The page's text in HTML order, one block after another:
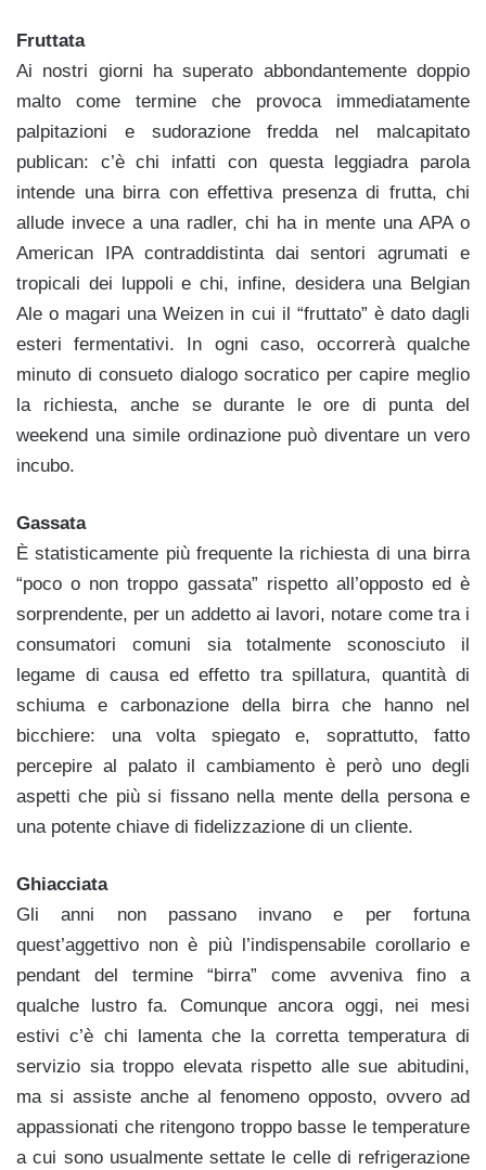
Fruttata
Ai nostri giorni ha superato abbondantemente doppio
malto come termine che provoca immediatamente
palpitazioni e sudorazione fredda nel malcapitato
publican: c’è chi infatti con questa leggiadra parola
intende una birra con effettiva presenza di frutta, chi
allude invece a una radler, chi ha in mente una APA o
American IPA contraddistinta dai sentori agrumati e
tropicali dei luppoli e chi, infine, desidera una Belgian
Ale o magari una Weizen in cui il “fruttato” è dato dagli
esteri fermentativi. In ogni caso, occorrerà qualche
minuto di consueto dialogo socratico per capire meglio
la richiesta, anche se durante le ore di punta del
weekend una simile ordinazione può diventare un vero
incubo.
Gassata
È statisticamente più frequente la richiesta di una birra
“poco o non troppo gassata” rispetto all’opposto ed è
sorprendente, per un addetto ai lavori, notare come tra i
consumatori comuni sia totalmente sconosciuto il
legame di causa ed effetto tra spillatura, quantità di
schiuma e carbonazione della birra che hanno nel
bicchiere: una volta spiegato e, soprattutto, fatto
percepire al palato il cambiamento è però uno degli
aspetti che più si fissano nella mente della persona e
una potente chiave di fidelizzazione di un cliente.
Ghiacciata
Gli anni non passano invano e per fortuna
quest’aggettivo non è più l’indispensabile corollario e
pendant del termine “birra” come avveniva fino a
qualche lustro fa. Comunque ancora oggi, nei mesi
estivi c’è chi lamenta che la corretta temperatura di
servizio sia troppo elevata rispetto alle sue abitudini,
ma si assiste anche al fenomeno opposto, ovvero ad
appassionati che ritengono troppo basse le temperature
a cui sono usualmente settate le celle di refrigerazione